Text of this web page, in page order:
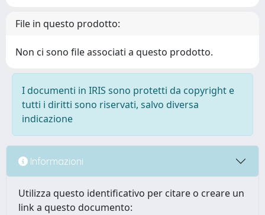
File in questo prodotto:
Non ci sono file associati a questo prodotto.
I documenti in IRIS sono protetti da copyright e
tutti i diritti sono riservati, salvo diversa
indicazione
Informazioni
Utilizza questo identificativo per citare o creare un
link a questo documento: